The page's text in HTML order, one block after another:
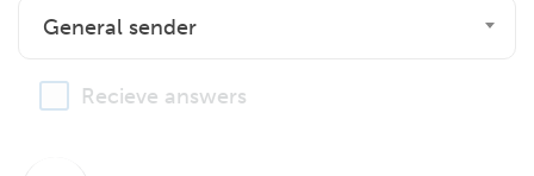
General sender
Recieve answers